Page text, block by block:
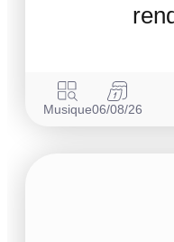
Musique06/08/26